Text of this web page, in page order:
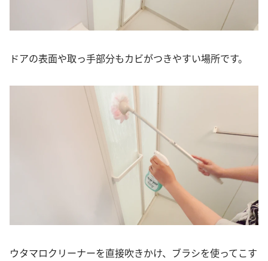
ドアの表面や取っ手部分もカビがつきやすい場所です。
ウタマロクリーナーを直接吹きかけ、ブラシを使ってこす